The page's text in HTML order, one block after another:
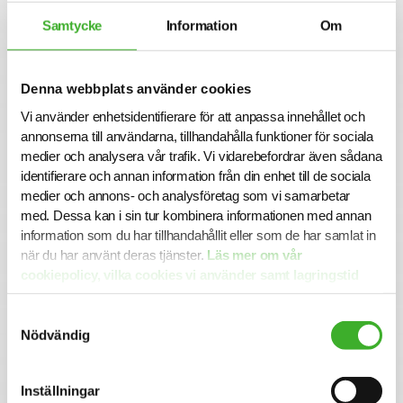
Samtycke Information Om
Denna webbplats använder cookies
Vi använder enhetsidentifierare för att anpassa innehållet och
annonserna till användarna, tillhandahålla funktioner för sociala
medier och analysera vår trafik. Vi vidarebefordrar även sådana
identifierare och annan information från din enhet till de sociala
medier och annons- och analysföretag som vi samarbetar
med. Dessa kan i sin tur kombinera informationen med annan
information som du har tillhandahållit eller som de har samlat in
när du har använt deras tjänster. Läs mer om vår
cookiepolicy, vilka cookies vi använder samt lagringstid
här.
Nödvändig
Inställningar
andra för att utveckla verksamheten och implementera
nya processer och verktyg.
Du är trygg i din roll, proaktiv, självgående och
lösningsorienterad. Du har ett digitalt mindset och
förmåga att se möjligheter i förändring. Vi värdesätter
också goda ledaregenskaper och att du är inkluderande
och samarbetsorienterad.
Om företaget
Skanska är ett av världens ledande bygg- och
utvecklingsföretag med över 135 års erfarenhet. Vi är
verksamma på utvalda marknader i Norden, Europa och
USA och arbetar för att skapa innovativa och hållbara
På Skanska värdesätter vi våra medarbetares utveckling
och välbefinnande. Vi erbjuder en inkluderande arbetsmiljö
där du får möjlighet att växa och påverka – både i din roll